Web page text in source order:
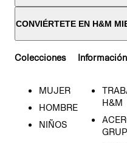
CONVIÉRTETE EN H&M
Colecciones
MUJER
HOMBRE
NIÑOS
H&M